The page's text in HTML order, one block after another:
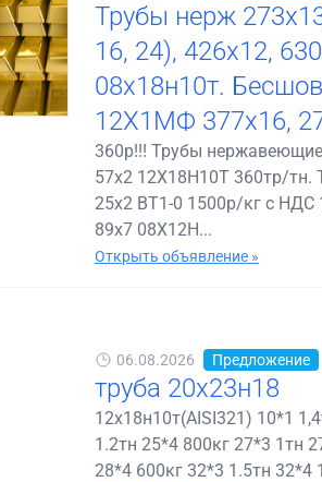
Трубы нерж
16, 24), 426х12,
08х18н10т.
12Х1МФ 377х16,
360р!!! Трубы нержавеющие
57х2 12Х18Н10Т 360тр/тн.
25х2 ВТ1-0 1500р/кг с НДС
89х7 08Х12Н...
Открыть объявление »
06.08.2026 Предложение
труба 20х23н18
12х18н10т(AISI321) 10*1
1.2тн 25*4 800кг 27*3 1тн
28*4 600кг 32*3 1.5тн 32*4